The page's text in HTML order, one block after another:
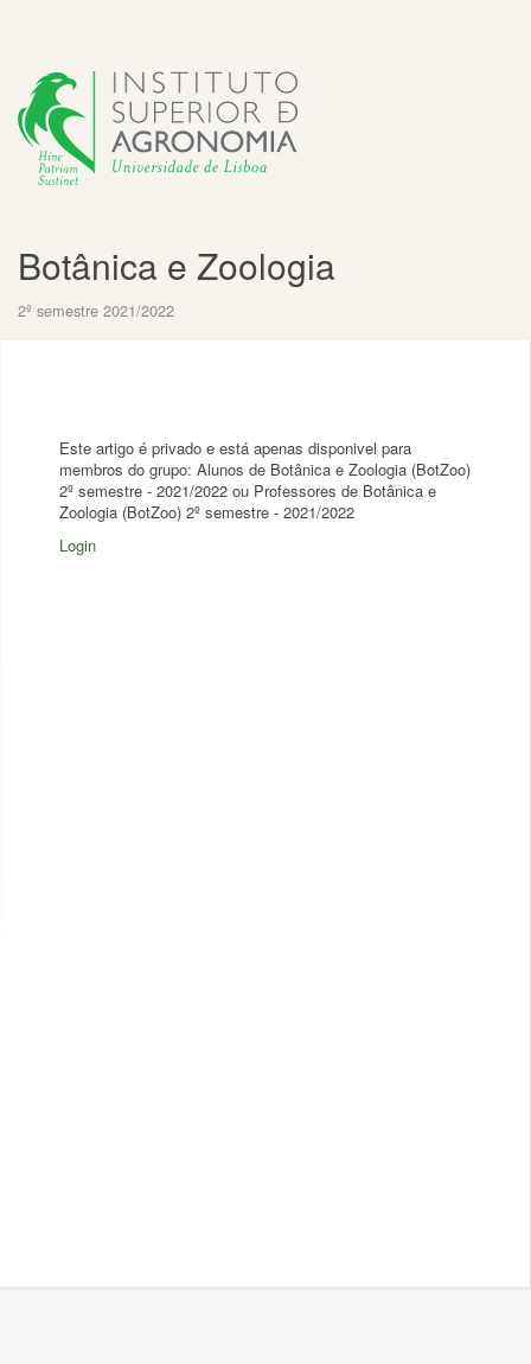
Botânica e Zoologia
2º semestre 2021/2022
Este artigo é privado e está apenas disponivel para
membros do grupo: Alunos de Botânica e Zoologia (BotZoo)
2º semestre - 2021/2022 ou Professores de Botânica e
Zoologia (BotZoo) 2º semestre - 2021/2022
Login